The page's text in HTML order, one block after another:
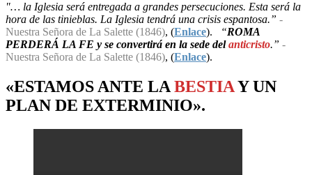
"… la Iglesia será entregada a grandes persecuciones. Esta será la
hora de las tinieblas. La Iglesia tendrá una crisis espantosa.” -
Nuestra Señora de La Salette (1846), (Enlace). “ROMA
PERDERÁ LA FE y se convertirá en la sede delanticristo.” -
Nuestra Señora de La Salette (1846), (Enlace).
«ESTAMOS ANTE LA BESTIAY UN
PLAN DE EXTERMINIO».